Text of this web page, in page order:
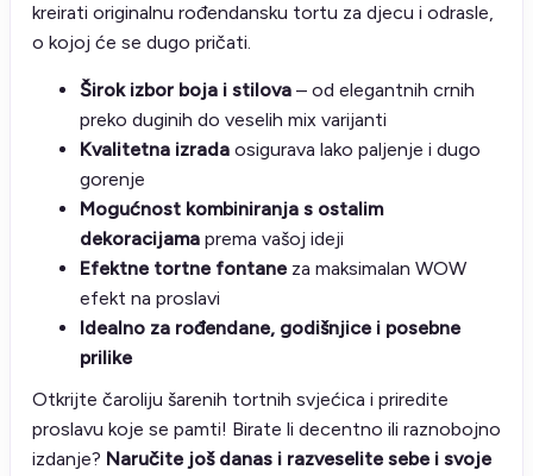
kreirati originalnu rođendansku tortu za djecu i odrasle,
o kojoj će se dugo pričati.
Širok izbor boja i stilova – od elegantnih crnih
preko duginih do veselih mix varijanti
Kvalitetna izrada osigurava lako paljenje i dugo
gorenje
Mogućnost kombiniranja s ostalim
dekoracijama prema vašoj ideji
Efektne tortne fontane za maksimalan WOW
efekt na proslavi
Idealno za rođendane, godišnjice i posebne
prilike
Otkrijte čaroliju šarenih tortnih svjećica i priredite
proslavu koje se pamti! Birate li decentno ili raznobojno
izdanje? Naručite još danas i razveselite sebe i svoje